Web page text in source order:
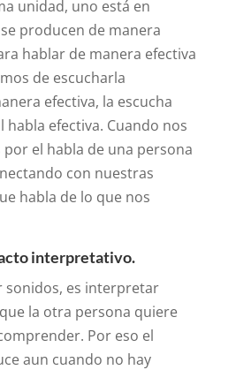
unidad, uno está en
producen de manera
hablar de manera efectiva
de escucharla
efectiva, la escucha
habla efectiva. Cuando nos
el habla de una persona
con nuestras
habla de lo que nos
acto interpretativo.
sonidos, es interpretar
la otra persona quiere
Por eso el
aun cuando no hay